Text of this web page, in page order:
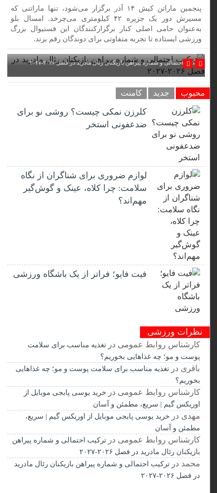
پنجمین ماراتن کیش ۱۴ آذر برگزار می‌شود، تنها ماراتنی که
مسیرش دور یک جزیره ۴۲ کیلومتری می‌چرخد. امسال بلو
به‌عنوان حامی اصلی کنار برگزارکنندگان این فستیوال بزرگ
ورزشی ایستاده تا تجربه متفاوتی برای دوندگان رقم بزند.
ترکیب احتمالی و شماره پیراهن بازیکنان رئال مادرید در فصل ۲۰۲۶-۲۰۲۷
محبوب جدید کامنت
کلرزن نمکی چیست؟ روشی نو برای
ضدعفونی استخر
لوازم ضروری برای شناگران از نگاه
سلامت: چرا کلاه، عینک و گوش‌گیر
مهم‌اند؟
فیت ‌فایو؛ فراتر از یک باشگاه ورزشی
نظرات ورزشی
کارشناس روابط عمومیدرتغذیه مناسب برای سلامت
پوست و مو؛ چه غذاهایی بخوریم؟
باقری درتغذیه مناسب برای سلامت پوست و مو؛ چه غذاهایی
بخوریم؟
کارشناس روابط عمومیدرخرید یوسی پابجی موبایل از
اوریکس گیم | سریع، مطمئن و آسان
مهدیدرخرید یوسی پابجی موبایل از اوریکس گیم | سریع،
مطمئن و آسان
کارشناس روابط عمومیدرترکیب احتمالی و شماره پیراهن
بازیکنان رئال مادرید در فصل ۲۰۲۶-۲۰۲۷
محمددرترکیب احتمالی و شماره پیراهن بازیکنان رئال مادرید
در فصل ۲۰۲۶-۲۰۲۷